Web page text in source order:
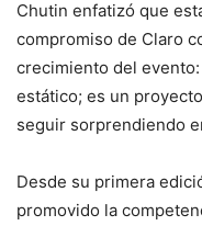
Chutin enfatizó que
compromiso de Claro
crecimiento del
estático; es un
seguir sorprendiendo
Desde su primera
promovido la